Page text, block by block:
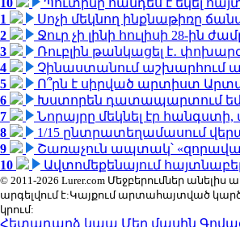
10
Պուտինը հանդես է եկել
1
Սոչի մեկնող ինքնաթիռը
2
Ջուր չի լինի հուլիսի 28-ին
3
Ռուբլին թանկացել է․
4
Չինաստանում աշխարհում
5
Ո՞րն է սիրված արտիստ
6
Խստորեն դատապարտում եմ
7
Նորայրը մեկնել էր
8
1/15 ընտրատեղամասում
9
Շառաչուն ապտակ՝
10
Ավտոմեքենայում
© 2011-2026 Lurer.com Մեջբերումներ
արգելվում է:Կայքում արտահայտված
կրում:
Հետադարձ կապ Մեր մասին